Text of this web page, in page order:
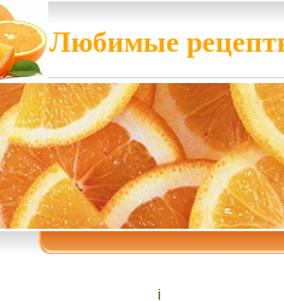
Любимые
i